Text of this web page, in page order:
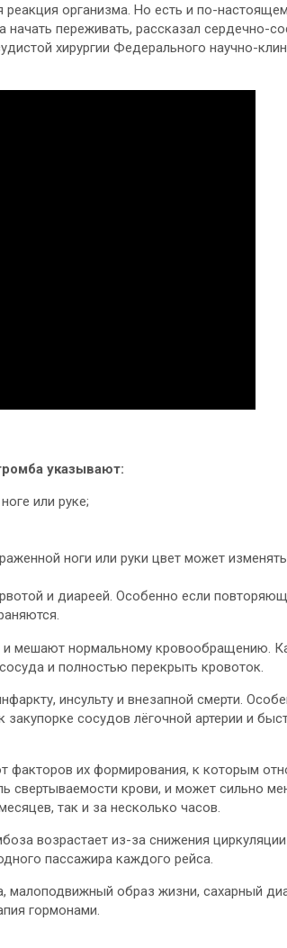
реакция организма. Но есть и по-
переживать, рассказал сердечно-
хирургии Федерального научно-
указывают:
или руке;
ноги или руки цвет может
и диареей. Особенно если
мешают нормальному кровообращению.
и полностью перекрыть кровоток.
инсульту и внезапной смерти.
сосудов лёгочной артерии и
факторов их формирования, к которым
свертываемости крови, и может сильно
так и за несколько часов.
возрастает из-за снижения
пассажира каждого рейса.
малоподвижный образ жизни, сахарный
гормонами.